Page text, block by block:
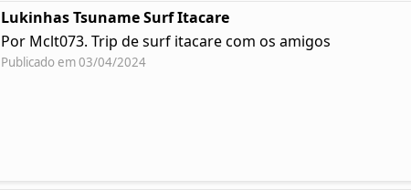
Lukinhas Tsuname Surf Itacare
Por Mclt073. Trip de surf itacare com os amigos
Publicado em 03/04/2024